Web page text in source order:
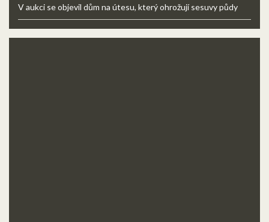
V aukci se objevil dům na útesu, který ohrožují sesuvy půdy